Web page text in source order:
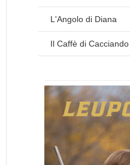
L'Angolo di Diana
Il Caffè di Cacciando